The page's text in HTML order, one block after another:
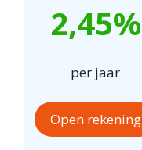
2,45%
per jaar
Open rekening